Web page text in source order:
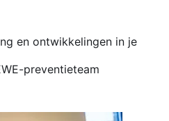
en ontwikkelingen in je
preventieteam